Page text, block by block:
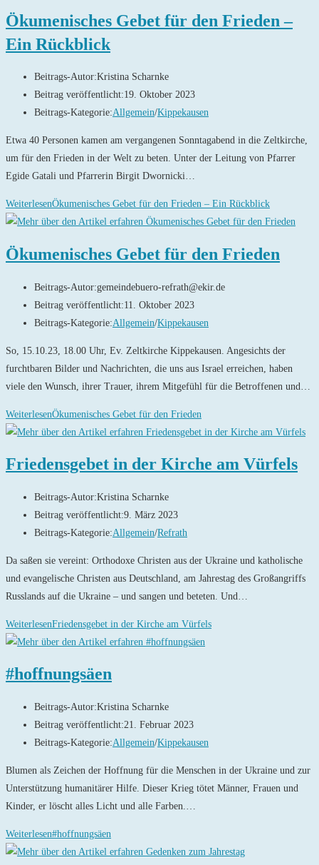
Ökumenisches Gebet für den Frieden –
Ein Rückblick
Beitrags-Autor:Kristina Scharnke
Beitrag veröffentlicht:19. Oktober 2023
Beitrags-Kategorie:Allgemein/Kippekausen
Etwa 40 Personen kamen am vergangenen Sonntagabend in die Zeltkirche,
um für den Frieden in der Welt zu beten. Unter der Leitung von Pfarrer
Egide Gatali und Pfarrerin Birgit Dwornicki…
WeiterlesenÖkumenisches Gebet für den Frieden – Ein Rückblick
Ökumenisches Gebet für den Frieden
Beitrags-Autor:gemeindebuero-refrath@ekir.de
Beitrag veröffentlicht:11. Oktober 2023
Beitrags-Kategorie:Allgemein/Kippekausen
So, 15.10.23, 18.00 Uhr, Ev. Zeltkirche Kippekausen. Angesichts der
furchtbaren Bilder und Nachrichten, die uns aus Israel erreichen, haben
viele den Wunsch, ihrer Trauer, ihrem Mitgefühl für die Betroffenen und…
WeiterlesenÖkumenisches Gebet für den Frieden
Friedensgebet in der Kirche am Vürfels
Beitrags-Autor:Kristina Scharnke
Beitrag veröffentlicht:9. März 2023
Beitrags-Kategorie:Allgemein/Refrath
Da saßen sie vereint: Orthodoxe Christen aus der Ukraine und katholische
und evangelische Christen aus Deutschland, am Jahrestag des Großangriffs
Russlands auf die Ukraine – und sangen und beteten. Und…
WeiterlesenFriedensgebet in der Kirche am Vürfels
#hoffnungsäen
Beitrags-Autor:Kristina Scharnke
Beitrag veröffentlicht:21. Februar 2023
Beitrags-Kategorie:Allgemein/Kippekausen
Blumen als Zeichen der Hoffnung für die Menschen in der Ukraine und zur
Unterstützung humanitärer Hilfe. Dieser Krieg tötet Männer, Frauen und
Kinder, er löscht alles Licht und alle Farben.…
Weiterlesen#hoffnungsäen